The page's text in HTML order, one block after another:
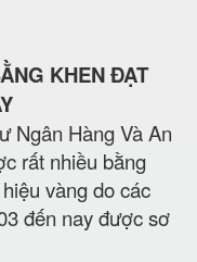
KHEN ĐẠT
Ngân Hàng Và An
rất nhiều bằng
vàng do các
đến nay được sơ